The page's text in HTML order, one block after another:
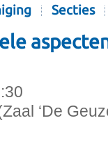
Secties
‘De